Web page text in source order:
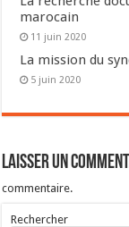
marocain
11 juin 2020
La mission du
5 juin 2020
Laisser un
commentaire.
Rechercher